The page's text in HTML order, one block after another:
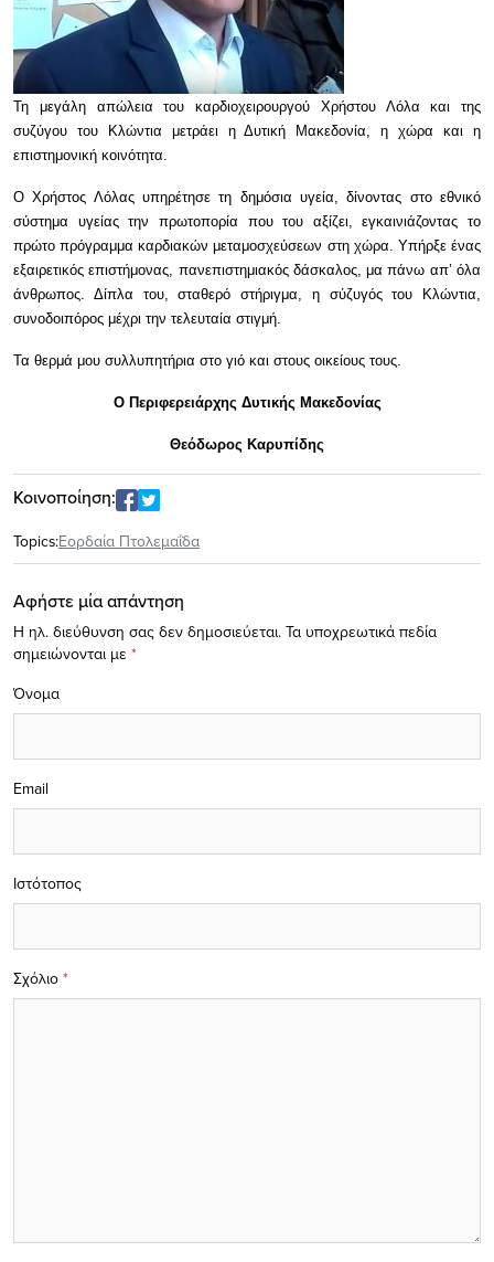
Τη μεγάλη απώλεια του καρδιοχειρουργού Χρήστου Λόλα και της
συζύγου του Κλώντια μετράει η Δυτική Μακεδονία, η χώρα και η
επιστημονική κοινότητα.
Ο Χρήστος Λόλας υπηρέτησε τη δημόσια υγεία, δίνοντας στο εθνικό
σύστημα υγείας την πρωτοπορία που του αξίζει, εγκαινιάζοντας το
πρώτο πρόγραμμα καρδιακών μεταμοσχεύσεων στη χώρα. Υπήρξε ένας
εξαιρετικός επιστήμονας, πανεπιστημιακός δάσκαλος, μα πάνω απ’ όλα
άνθρωπος. Δίπλα του, σταθερό στήριγμα, η σύζυγός του Κλώντια,
συνοδοιπόρος μέχρι την τελευταία στιγμή.
Τα θερμά μου συλλυπητήρια στο γιό και στους οικείους τους.
Ο Περιφερειάρχης Δυτικής Μακεδονίας
Θεόδωρος Καρυπίδης
Κοινοποίηση:
Topics:Εορδαία Πτολεμαΐδα
Αφήστε μία απάντηση
Η ηλ. διεύθυνση σας δεν δημοσιεύεται. Τα υποχρεωτικά πεδία
σημειώνονται με *
Σχόλιο *
Όνομα
Email
Ιστότοπος